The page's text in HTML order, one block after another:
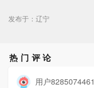
发布于：辽宁
热门评论
用户8285074461